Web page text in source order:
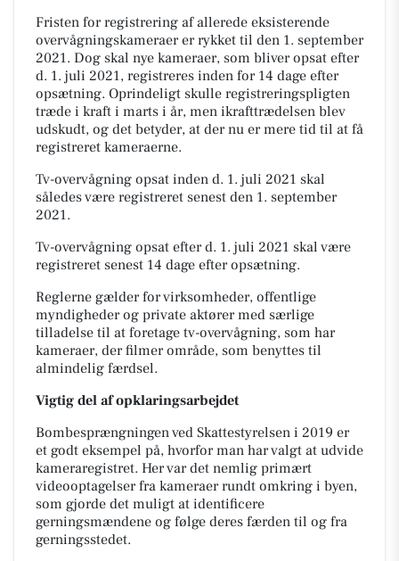
Fristen for registrering af allerede eksisterende
overvågningskameraer er rykket til den 1. september
2021. Dog skal nye kameraer, som bliver opsat efter
d. 1. juli 2021, registreres inden for 14 dage efter
opsætning. Oprindeligt skulle registreringspligten
træde i kraft i marts i år, men ikrafttrædelsen blev
udskudt, og det betyder, at der nu er mere tid til at få
registreret kameraerne.
Tv-overvågning opsat inden d. 1. juli 2021 skal
således være registreret senest den 1. september
2021.
Tv-overvågning opsat efterd. 1. juli 2021 skal være
registreret senest 14 dage efter opsætning.
Reglerne gælder for virksomheder, offentlige
myndigheder og private aktører med særlige
tilladelse til at foretage tv-overvågning, som har
kameraer, der filmer område, som benyttes til
almindelig færdsel.
Vigtig del af opklaringsarbejdet
Bombesprængningen ved Skattestyrelsen i 2019 er
et godt eksempel på, hvorfor man har valgt at udvide
kameraregistret. Her var det nemlig primært
videooptagelser fra kameraer rundt omkring i byen,
som gjorde det muligt at identificere
gerningsmændene og følge deres færden til og fra
gerningsstedet.